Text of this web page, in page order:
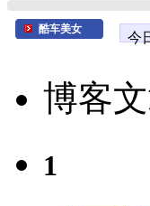
酷车美女
今
博客
1